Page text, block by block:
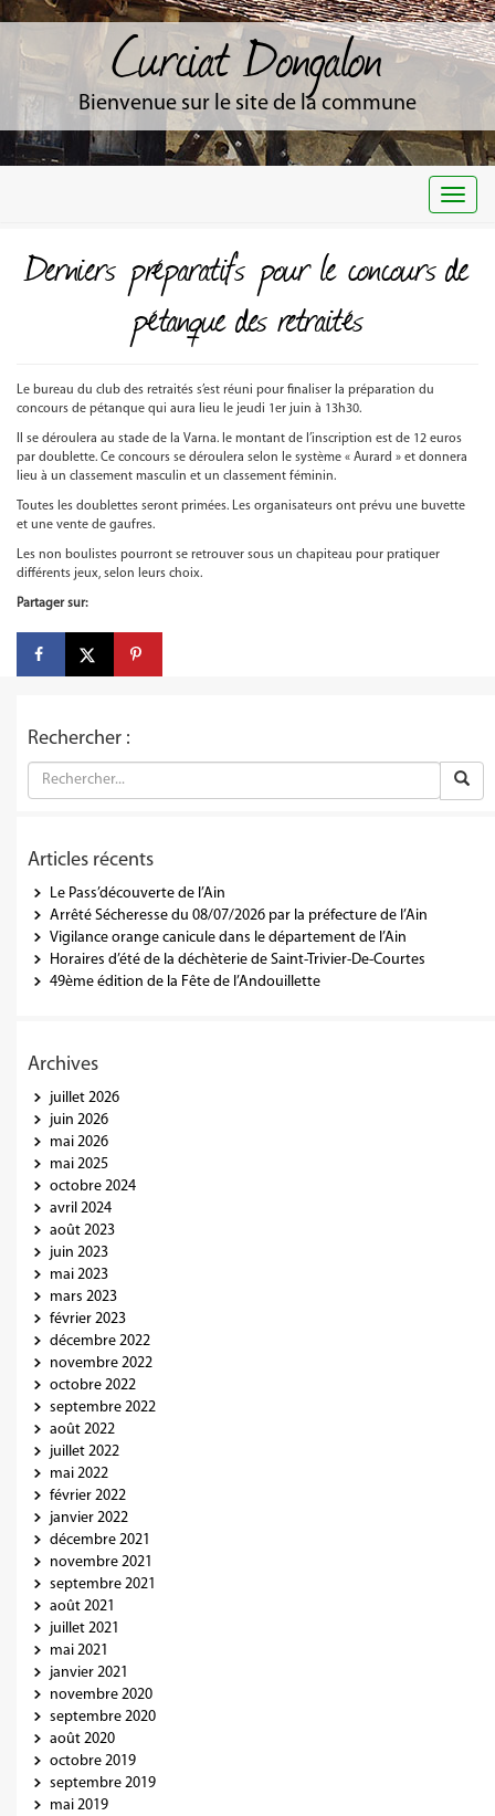
Curciat Dongalon
Bienvenue sur le site de la commune
Derniers préparatifs pour le concours de
pétanque des retraités
Le bureau du club des retraités s’est réuni pour finaliser la préparation du
concours de pétanque qui aura lieu le jeudi 1er juin à 13h30.
Il se déroulera au stade de la Varna. le montant de l’inscription est de 12 euros
par doublette. Ce concours se déroulera selon le système « Aurard » et donnera
lieu à un classement masculin et un classement féminin.
Toutes les doublettes seront primées. Les organisateurs ont prévu une buvette
et une vente de gaufres.
Les non boulistes pourront se retrouver sous un chapiteau pour pratiquer
différents jeux, selon leurs choix.
Partager sur:
Rechercher :
Articles récents
Le Pass’découverte de l’Ain
Arrêté Sécheresse du 08/07/2026 par la préfecture de l’Ain
Vigilance orange canicule dans le département de l’Ain
Horaires d’été de la déchèterie de Saint-Trivier-De-Courtes
49ème édition de la Fête de l’Andouillette
Archives
juillet 2026
juin 2026
mai 2026
mai 2025
octobre 2024
avril 2024
août 2023
juin 2023
mai 2023
mars 2023
février 2023
décembre 2022
novembre 2022
octobre 2022
septembre 2022
août 2022
juillet 2022
mai 2022
février 2022
janvier 2022
décembre 2021
novembre 2021
septembre 2021
août 2021
juillet 2021
mai 2021
janvier 2021
novembre 2020
septembre 2020
août 2020
octobre 2019
septembre 2019
mai 2019